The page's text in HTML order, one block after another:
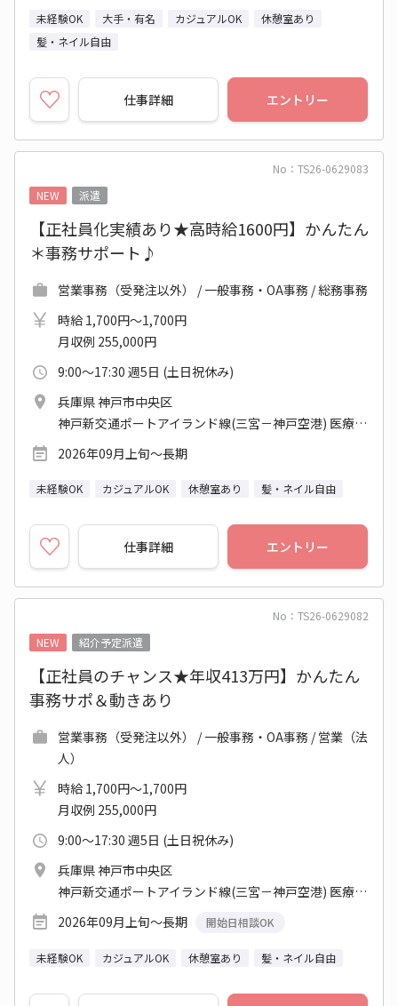
未経験OK 大手・有名 カジュアルOK
休憩室あり
髪・ネイル自由
仕事詳細 エントリー
No：TS26-0629083
NEW
派遣
【正社員化実績あり★高時給1600円】かんたん
＊事務サポート♪
営業事務（受発注以外） / 一般事務・OA事務 / 総務事務
時給 1,700円～1,700円
月収例 255,000円
9:00～17:30 週5日 (土日祝休み)
兵庫県 神戸市中央区
神戸新交通ポートアイランド線(三宮－神戸空港) 医療センター駅 他
2026年09月上旬～長期
未経験OK カジュアルOK 休憩室あり 髪・ネイル自由
仕事詳細 エントリー
No：TS26-0629082
NEW
紹介予定派遣
【正社員のチャンス★年収413万円】かんたん
事務サポ＆動きあり
営業事務（受発注以外） / 一般事務・OA事務 / 営業（法
人）
時給 1,700円～1,700円
月収例 255,000円
9:00～17:30 週5日 (土日祝休み)
兵庫県 神戸市中央区
神戸新交通ポートアイランド線(三宮－神戸空港) 医療センター駅 他
2026年09月上旬～長期
開始日相談OK
未経験OK カジュアルOK 休憩室あり 髪・ネイル自由